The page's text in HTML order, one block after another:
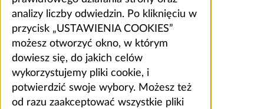
analizy liczby odwiedzin. Po kliknięciu w
przycisk „USTAWIENIA COOKIES”
możesz otworzyć okno, w którym
dowiesz się, do jakich celów
wykorzystujemy pliki cookie, i
potwierdzić swoje wybory. Możesz też
od razu zaakceptować wszystkie pliki